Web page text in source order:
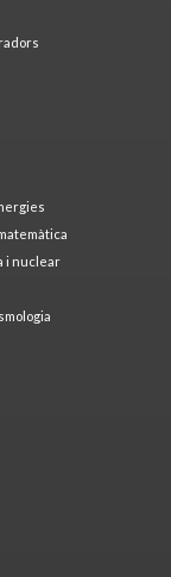
i nuclear